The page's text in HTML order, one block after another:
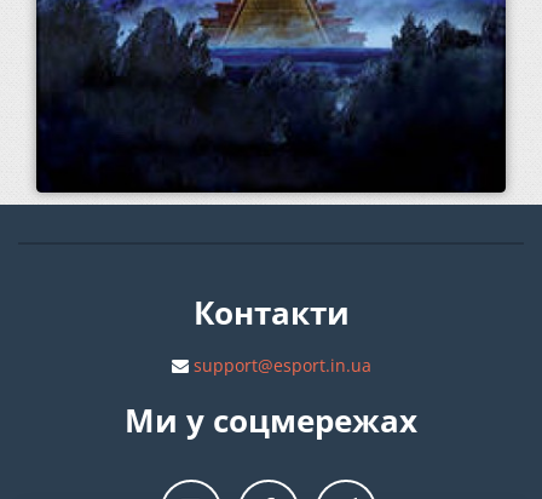
Контакти
support@esport.in.ua
Ми у соцмережах